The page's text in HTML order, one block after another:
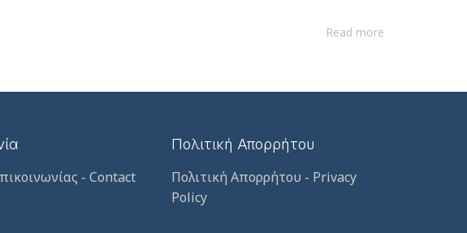
Read more
- Contact
Πολιτική Απορρήτου
Πολιτική Απορρήτου - Privacy
Policy